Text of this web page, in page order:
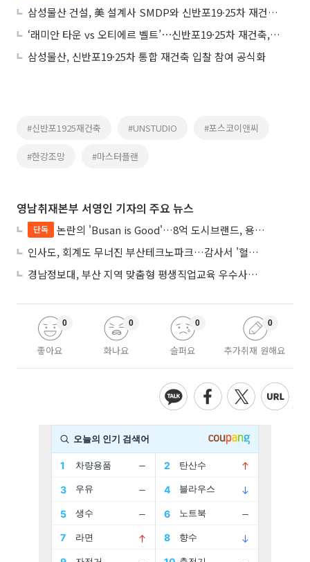
삼성물산 건설, 美 설계사 SMDP와 신반포19∙25차 재건축 협업
‘래미안 타운 vs 오티에르 벨트’⋯신반포19·25차 재건축, 한강변 스카이라인 노린다
삼성물산, 신반포19·25차 통합 재건축 입찰 참여 공식화
#신반포1925재건축 #UNSTUDIO #포스코이앤씨
#한강조망 #마스터플랜
영남취재본부 서영인 기자의 주요 뉴스
단독
논란의 'Busan is Good'…8억 도시브랜드, 용산 대통령실 CI 업체가 수행
인사도, 회계도 무너진 부산테크노파크…감사서 '혈세 유용·인사 뒤집기' 적발
경남정보대, 부산 지역 맞춤형 평생직업교육 우수사례로 혁신 주도
좋아요
0
화나요
0
슬퍼요
0
추가취재 원해요
0